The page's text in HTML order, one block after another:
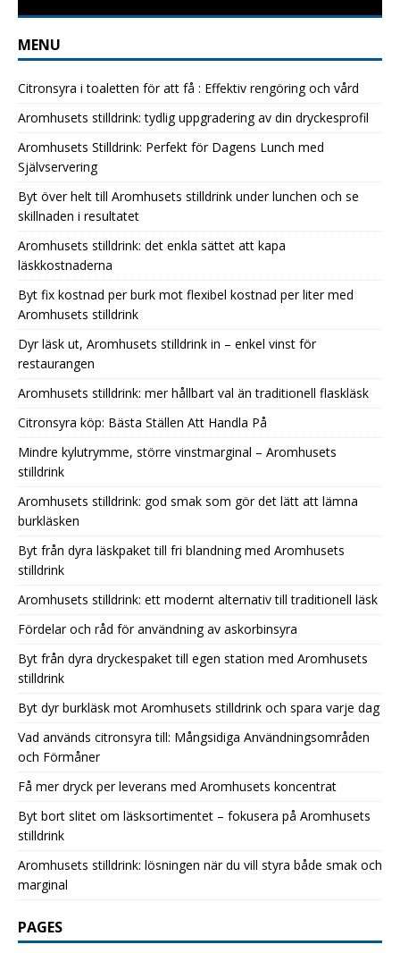
MENU
Citronsyra i toaletten för att få : Effektiv rengöring och vård
Aromhusets stilldrink: tydlig uppgradering av din dryckesprofil
Aromhusets Stilldrink: Perfekt för Dagens Lunch med
Självservering
Byt över helt till Aromhusets stilldrink under lunchen och se
skillnaden i resultatet
Aromhusets stilldrink: det enkla sättet att kapa
läskkostnaderna
Byt fix kostnad per burk mot flexibel kostnad per liter med
Aromhusets stilldrink
Dyr läsk ut, Aromhusets stilldrink in – enkel vinst för
restaurangen
Aromhusets stilldrink: mer hållbart val än traditionell flaskläsk
Citronsyra köp: Bästa Ställen Att Handla På
Mindre kylutrymme, större vinstmarginal – Aromhusets
stilldrink
Aromhusets stilldrink: god smak som gör det lätt att lämna
burkläsken
Byt från dyra läskpaket till fri blandning med Aromhusets
stilldrink
Aromhusets stilldrink: ett modernt alternativ till traditionell läsk
Fördelar och råd för användning av askorbinsyra
Byt från dyra dryckespaket till egen station med Aromhusets
stilldrink
Byt dyr burkläsk mot Aromhusets stilldrink och spara varje dag
Vad används citronsyra till: Mångsidiga Användningsområden
och Förmåner
Få mer dryck per leverans med Aromhusets koncentrat
Byt bort slitet om läsksortimentet – fokusera på Aromhusets
stilldrink
Aromhusets stilldrink: lösningen när du vill styra både smak och
marginal
PAGES